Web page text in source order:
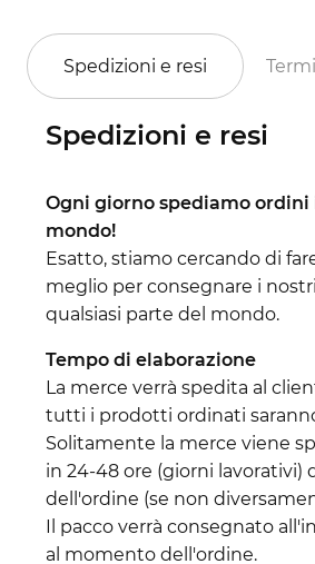
Spedizioni e resi
Spedizioni e resi
Ogni giorno spediamo
mondo!
Esatto, stiamo cercando di
meglio per consegnare i
qualsiasi parte del mondo.
Tempo di elaborazione
La merce verrà spedita al
tutti i prodotti ordinati
Solitamente la merce viene
in 24-48 ore (giorni lavorativi)
dell'ordine (se non
Il pacco verrà consegnato
al momento dell'ordine.